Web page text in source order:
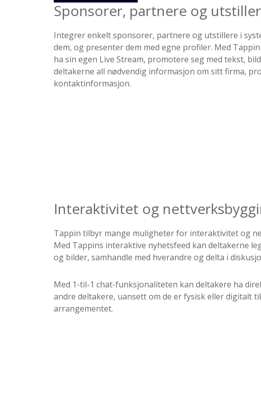
Sponsorer, partnere og
Integrer enkelt sponsorer, partnere og utstillere i
dem, og presenter dem med egne profiler. Med
ha sin egen Live Stream, promotere seg med tekst,
deltakerne all nødvendig informasjon om sitt firma,
kontaktinformasjon.
Interaktivitet og
Tappin tilbyr mange muligheter for interaktivitet og
Med Tappins interaktive nyhetsfeed kan deltakerne
og bilder, samhandle med hverandre og delta i
Med 1-til-1 chat-funksjonaliteten kan deltakere ha
andre deltakere, uansett om de er fysisk eller digitalt
arrangementet.